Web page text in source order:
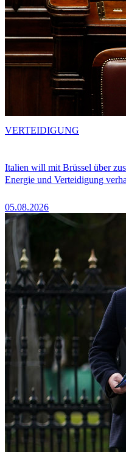
Italien will mit Brüssel über
Energie und Verteidigung
05.08.2026
VERTEIDIGUNG